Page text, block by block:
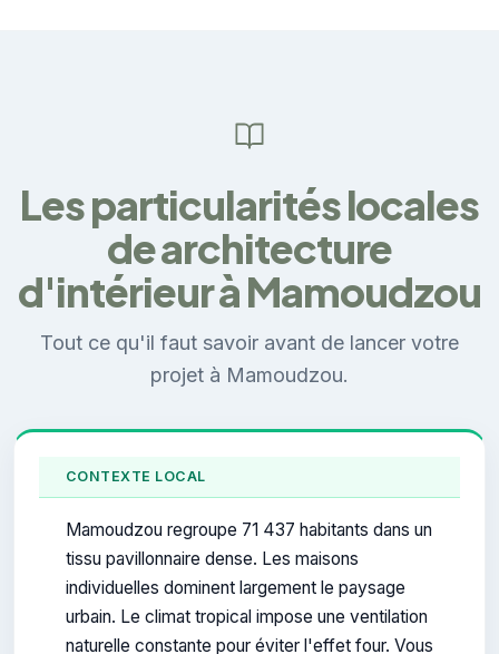
Les particularités locales
de architecture
d'intérieur à Mamoudzou
Tout ce qu'il faut savoir avant de lancer votre
projet à Mamoudzou.
CONTEXTE LOCAL
Mamoudzou regroupe 71 437 habitants dans un
tissu pavillonnaire dense. Les maisons
individuelles dominent largement le paysage
urbain. Le climat tropical impose une ventilation
naturelle constante pour éviter l'effet four. Vous